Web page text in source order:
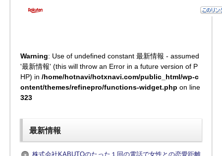
Warning: Use of undefined constant 最新情報 - assumed
'最新情報' (this will throw an Error in a future version of P
HP) in /home/hotnavi/hotxnavi.com/public_html/wp-c
ontent/themes/refinepro/functions-widget.php on line
323
最新情報
株式会社KABUTOのたった１回の電話で女性との恋愛距離